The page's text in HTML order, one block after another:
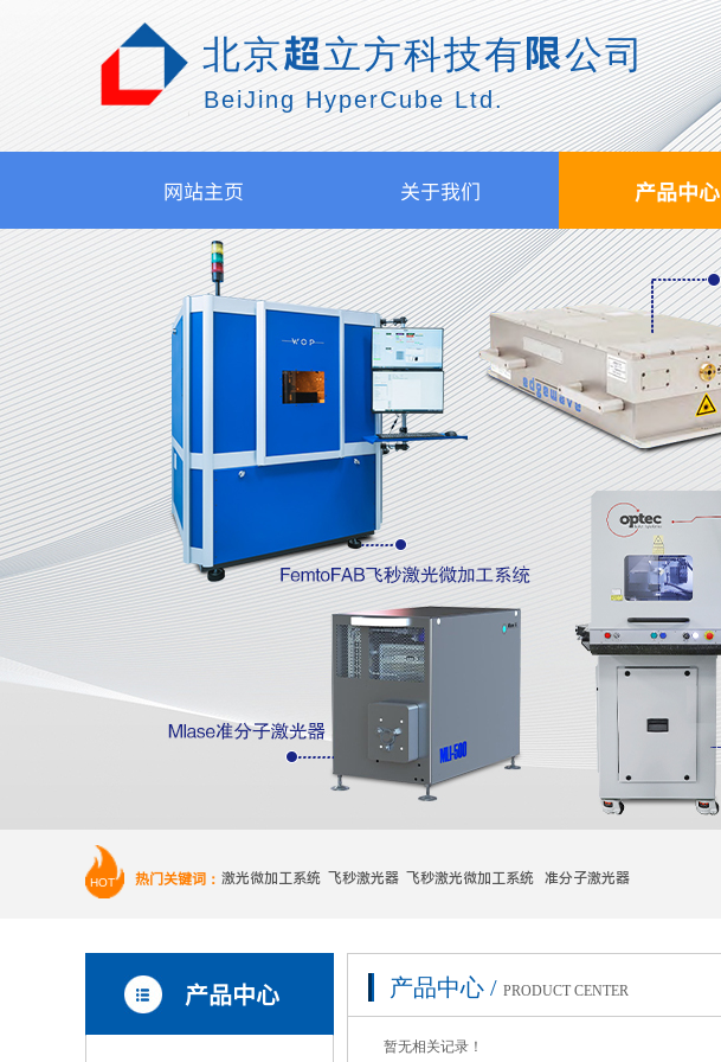
北京超立方科技有限公司
BeiJing HyperCube Ltd.
网站主页 关于我们 产品中心
激光微加工系统 飞秒激光器 飞秒激光微加工系统 准分子激光器
热门关键词：
HOT
产品中心 / PRODUCT CENTER
暂无相关记录！
产品中心